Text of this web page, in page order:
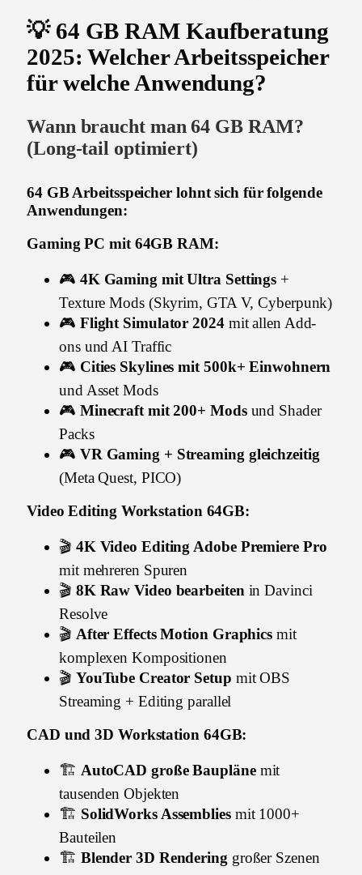
💡 64 GB RAM Kaufberatung
2025: Welcher Arbeitsspeicher
für welche Anwendung?
Wann braucht man 64 GB RAM?
(Long-tail optimiert)
64 GB Arbeitsspeicher lohnt sich für folgende
Anwendungen:
Gaming PC mit 64GB RAM:
🎮 4K Gaming mit Ultra Settings +
Texture Mods (Skyrim, GTA V, Cyberpunk)
🎮 Flight Simulator 2024mit allen Add-
ons und AI Traffic
🎮 Cities Skylines mit 500k+ Einwohnern
und Asset Mods
🎮 Minecraft mit 200+ Modsund Shader
Packs
🎮 VR Gaming + Streaming gleichzeitig
(Meta Quest, PICO)
Video Editing Workstation 64GB:
🎬 4K Video Editing Adobe Premiere Pro
mit mehreren Spuren
🎬 8K Raw Video bearbeiten in Davinci
Resolve
🎬 After Effects Motion Graphics mit
komplexen Kompositionen
🎬 YouTube Creator Setup mit OBS
Streaming + Editing parallel
CAD und 3D Workstation 64GB:
🏗️ AutoCAD große Bauplänemit
tausenden Objekten
🏗️ SolidWorks Assembliesmit 1000+
Bauteilen
🏗️ Blender 3D Rendering großer Szenen